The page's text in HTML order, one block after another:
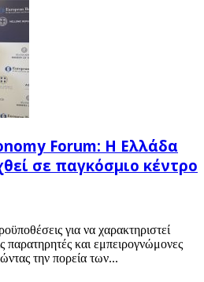
Forum: Η Ελλάδα
σε παγκόσμιο κέντρο
για να χαρακτηριστεί
παρατηρητές και εμπειρογνώμονες
την πορεία των...